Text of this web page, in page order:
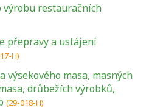
restauračních
přepravy a ustájení
H)
výsekového masa, masných
drůbežích výrobků,
(29-018-H)